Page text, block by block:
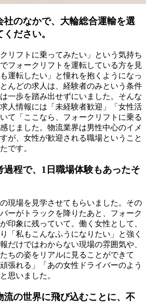
のなかで、大輪総合運輸を選
ださい。
リフトに乗ってみたい」という気持ち
フォークリフトを運転している方を見
運転したい」と憧れを抱くようになっ
んどの求人は、経験者のみという条件
一歩を踏み出せずにいました。そんな
人情報には「未経験者歓迎」「女性活
て「ここなら、フォークリフトに乗る
じました。物流業界は男性中心のイメ
が、女性が歓迎される職場ということ
です。
程で、1日職場体験もあったそ
現場を見学させてもらいました。その
ーがトラックを降りたあと、フォーク
印象に残っていて。働く女性として、
「私もこんなふうになりたい」と強く
だけではわからない現場の雰囲気や、
ちの姿をリアルに見ることができて
張れる」「あの女性ドライバーのよう
思いました。
の世界に飛び込むことに、不